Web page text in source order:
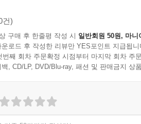
건)
구매 후 한줄평 작성 시 일반회원 50원, 마니
로드 후 작성한 리뷰만 YES포인트 지급됩니
번째 회차 주문확정 시점부터 마지막 회차 주
, CD/LP, DVD/Blu-ray, 패션 및 판매금지 상